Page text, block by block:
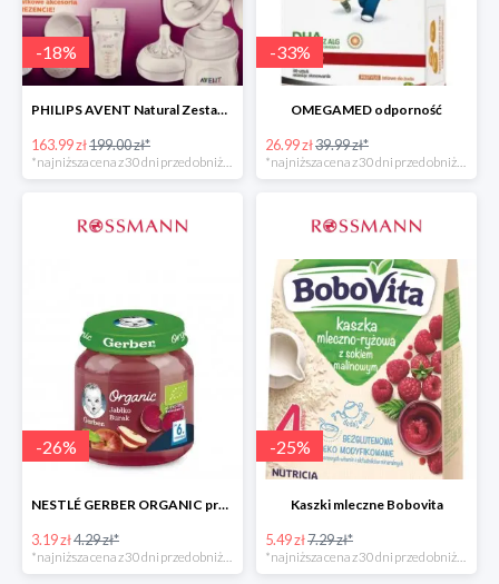
-18%
PHILIPS AVENT Natural Zestaw Startowy
163.99 zł199.00 zł*
*najniższa cena z 30 dni przed obniżką
-33%
OMEGAMED odporność
26.99 zł39.99 zł*
*najniższa cena z 30 dni przed obniżką
-26%
NESTLÉ GERBER ORGANIC przeciery i deserki owocowe
3.19 zł4.29 zł*
-25%
Kaszki mleczne Bobovita
5.49 zł7.29 zł*